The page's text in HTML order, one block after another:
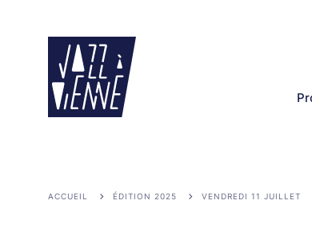
ACCUEIL ÉDITION 2025 VENDREDI 11 JUILLET